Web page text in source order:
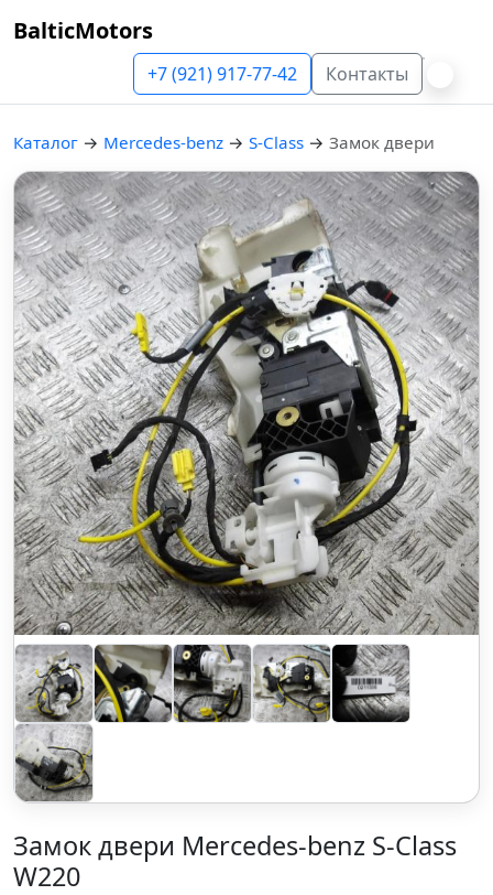
BalticMotors
+7 (921) 917-77-42 Контакты
Каталог → Mercedes-benz → S-Class → Замок двери
Замок двери Mercedes-benz S-Class
W220